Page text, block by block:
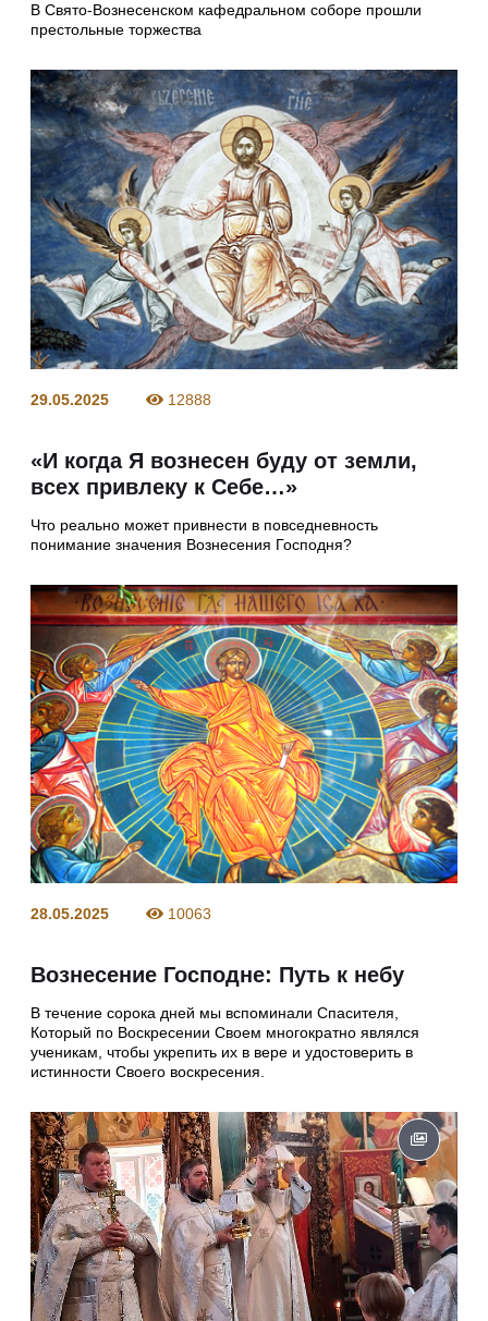
В Свято-Вознесенском кафедральном соборе прошли
престольные торжества
29.05.2025 12888
«И когда Я вознесен буду от земли,
всех привлеку к Себе…»
Что реально может привнести в повседневность
понимание значения Вознесения Господня?
28.05.2025 10063
Вознесение Господне: Путь к небу
В течение сорока дней мы вспоминали Спасителя,
Который по Воскресении Своем многократно являлся
ученикам, чтобы укрепить их в вере и удостоверить в
истинности Своего воскресения.